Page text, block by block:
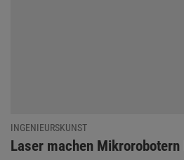
INGENIEURSKUNST
:
Laser machen Mikrorobotern